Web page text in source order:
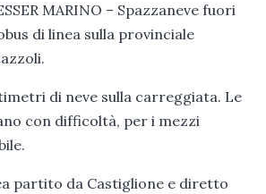
MARINO – Spazzaneve fuori
di linea sulla provinciale
di neve sulla carreggiata. Le
con difficoltà, per i mezzi
partito da Castiglione e diretto